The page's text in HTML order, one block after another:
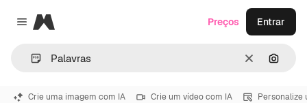
Close menu
Magnific
Limpar
Preços Entrar
Crie uma imagem com IA Crie um vídeo com IA Personalize